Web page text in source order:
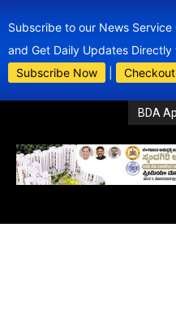
Subscribe to our News
and Get Daily Updates
Subscribe Now
Checkout
BDA